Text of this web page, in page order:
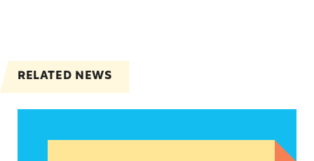
RELATED NEWS